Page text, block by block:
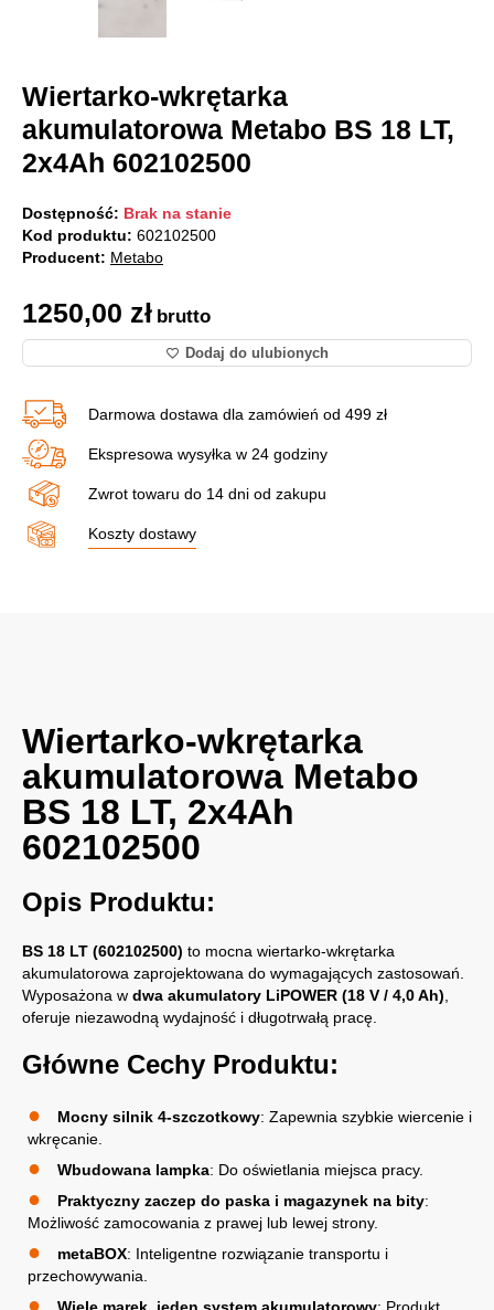
Wiertarko-wkrętarka
akumulatorowa Metabo BS 18 LT,
2x4Ah 602102500
Dostępność: Brak na stanie
Kod produktu: 602102500
Producent: Metabo
1250,00 zł brutto
Dodaj do ulubionych
Darmowa dostawa dla zamówień od 499 zł
Ekspresowa wysyłka w 24 godziny
Zwrot towaru do 14 dni od zakupu
Koszty dostawy
Wiertarko-wkrętarka
akumulatorowa Metabo
BS 18 LT, 2x4Ah
602102500
Opis Produktu:
BS 18 LT (602102500) to mocna wiertarko-wkrętarka
akumulatorowa zaprojektowana do wymagających zastosowań.
Wyposażona w dwa akumulatory LiPOWER (18 V / 4,0 Ah),
oferuje niezawodną wydajność i długotrwałą pracę.
Główne Cechy Produktu:
Mocny silnik 4-szczotkowy: Zapewnia szybkie wiercenie i
wkręcanie.
Wbudowana lampka: Do oświetlania miejsca pracy.
Praktyczny zaczep do paska i magazynek na bity:
Możliwość zamocowania z prawej lub lewej strony.
metaBOX: Inteligentne rozwiązanie transportu i
przechowywania.